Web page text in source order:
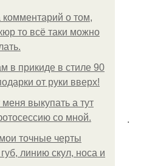
комментарий о том,
то всё таки можно
в прикиде в стиле 90
от руки вверх!
выкупать а тут
со мной.
точные черты
линию скул, носа и
.